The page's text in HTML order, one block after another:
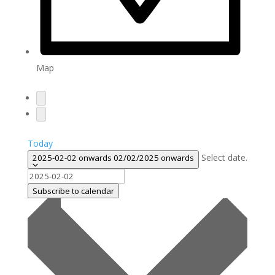
Map
Today
2025-02-02 onwards 02/02/2025 onwards Select date.
Subscribe to calendar